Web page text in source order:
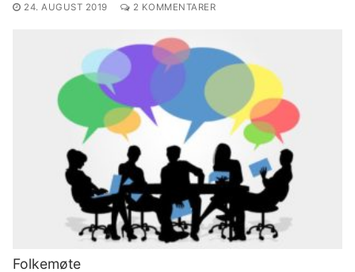
24. AUGUST 2019 2 KOMMENTARER
Folkemøte